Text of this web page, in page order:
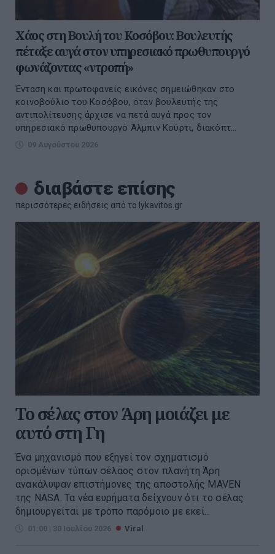
Χάος στη Βουλή του Κοσόβου: Βουλευτής
πέταξε αυγά στον υπηρεσιακό πρωθυπουργό
φωνάζοντας «ντροπή»
Ένταση και πρωτοφανείς εικόνες σημειώθηκαν στο
κοινοβούλιο του Κοσόβου, όταν βουλευτής της
αντιπολίτευσης άρχισε να πετά αυγά προς τον
υπηρεσιακό πρωθυπουργό Άλμπιν Κούρτι, διακόπτ...
09 Αυγούστου 2026
διαβάστε επίσης
περισσότερες ειδήσεις από το lykavitos.gr
To σέλας στον Άρη μοιάζει με
αυτό στη Γη
Ένα μηχανισμό που εξηγεί τον σχηματισμό
ορισμένων τύπων σέλαος στον πλανήτη Άρη
ανακάλυψαν επιστήμονες της αποστολής MAVEN
της NASA. Τα νέα ευρήματα δείχνουν ότι το σέλας
δημιουργείται με τρόπο παρόμοιο με εκεί...
01:00 | 30 Ιουλίου 2026 Viral